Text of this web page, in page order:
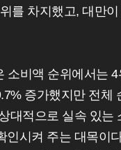
를 차지했고, 대만
소비액 순위에서는
증가했지만 전
대적으로 실속 있
시켜 주는 대목이